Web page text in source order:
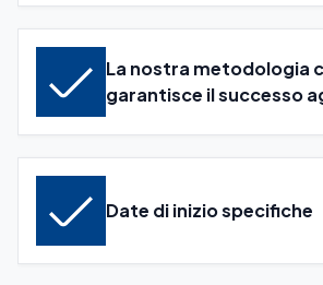
La nostra metodologia
garantisce il successo
Date di inizio specifiche